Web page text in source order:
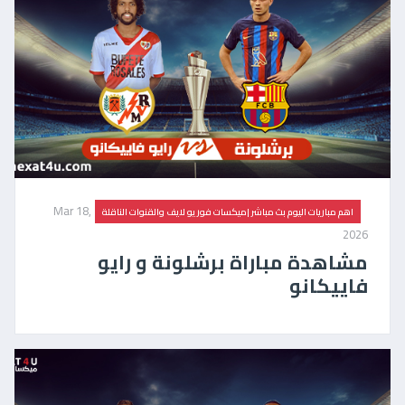
اهم مباريات اليوم بث مباشر |ميكسات فور يو لايف والقنوات الناقلة
Mar 18,
2026
مشاهدة مباراة برشلونة و رايو
فاييكانو